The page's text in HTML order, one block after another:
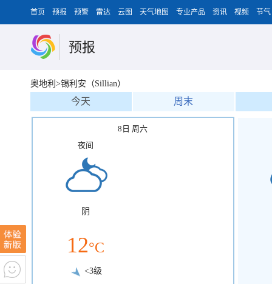
首页 预报 预警 雷达 云图 天气地图 专业产品 资讯 视频 节气
预报
奥地利>锡利安（Sillian）
今天 周末
8日 周六
夜间
阴
12°C
<3级